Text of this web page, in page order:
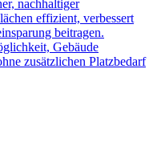
nachhaltiger
effizient, verbessert
beitragen.
Gebäude
zusätzlichen Platzbedarf